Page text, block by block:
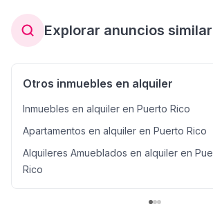
Explorar anuncios
Otros inmuebles en alquiler
Inmuebles en alquiler en Puerto Rico
Apartamentos en alquiler en Puerto Rico
Alquileres Amueblados en alquiler en
Rico